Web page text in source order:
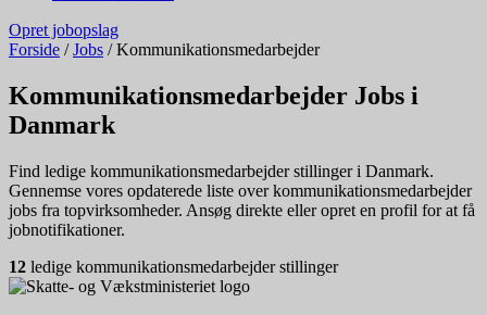
Opret jobopslag
Forside / Jobs / Kommunikationsmedarbejder
Kommunikationsmedarbejder Jobs i
Danmark
Find ledige kommunikationsmedarbejder stillinger i Danmark.
Gennemse vores opdaterede liste over kommunikationsmedarbejder
jobs fra topvirksomheder. Ansøg direkte eller opret en profil for at få
jobnotifikationer.
12 ledige kommunikationsmedarbejder stillinger